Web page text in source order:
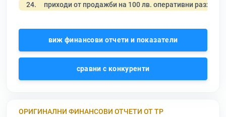
24. приходи от продажби на 100 лв. оперативни разходи
виж финансови отчети и показатели
сравни с конкуренти
ОРИГИНАЛНИ ФИНАНСОВИ ОТЧЕТИ ОТ ТР